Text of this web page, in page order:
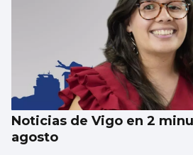
Luz verde definitiva al vial
el CEIP Párroco Don
Noticias de Vigo en 2
agosto